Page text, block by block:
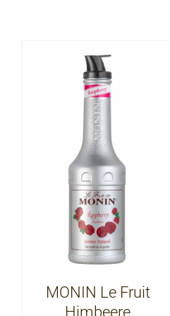
MONIN Le Fruit
Himbeere